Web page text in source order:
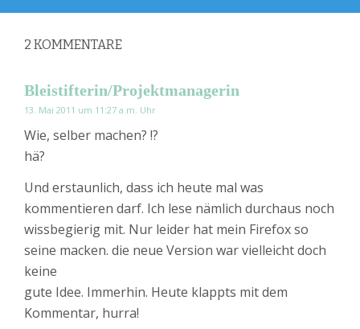
2 KOMMENTARE
Bleistifterin/Projektmanagerin
13. Mai 2011 um 11:27 a.m. Uhr
Wie, selber machen? !?
hä?
Und erstaunlich, dass ich heute mal was
kommentieren darf. Ich lese nämlich durchaus noch
wissbegierig mit. Nur leider hat mein Firefox so
seine macken. die neue Version war vielleicht doch
keine
gute Idee. Immerhin. Heute klappts mit dem
Kommentar, hurra!